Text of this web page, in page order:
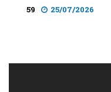
59 25/07/2026